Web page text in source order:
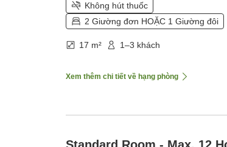
Không hút thuốc
2 Giường đơn HOẶC 1 Giường đôi
17 m² 1–3 khách
Xem thêm chi tiết về hạng phòng